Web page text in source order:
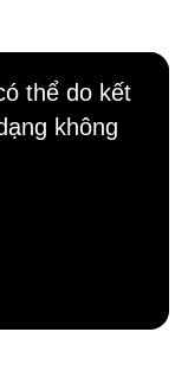
thể do kết
không